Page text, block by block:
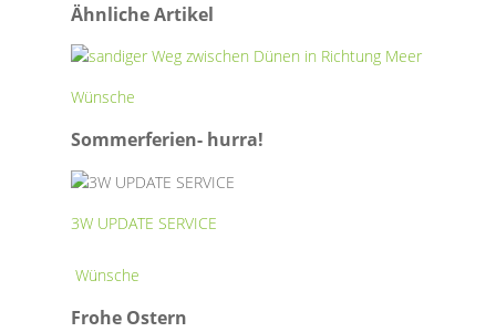
Ähnliche Artikel
Wünsche
Sommerferien- hurra!
3W UPDATE SERVICE
Wünsche
Frohe Ostern